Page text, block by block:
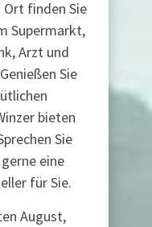
finden Sie
Supermarkt,
Arzt und
Sie
bieten
Sie
eine
für Sie.
August,